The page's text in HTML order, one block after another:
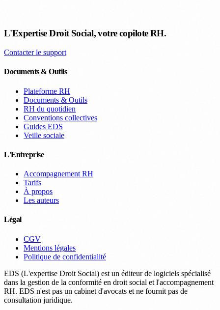
L'Expertise Droit Social, votre copilote RH.
Contacter le support
Documents & Outils
Plateforme RH
Documents & Outils
RH du quotidien
Conventions collectives
Guides EDS
Veille sociale
L'Entreprise
Accompagnement RH
Tarifs
À propos
Les auteurs
Légal
CGV
Mentions légales
Politique de confidentialité
EDS (L'expertise Droit Social) est un éditeur de logiciels spécialisé
dans la gestion de la conformité en droit social et l'accompagnement
RH. EDS n'est pas un cabinet d'avocats et ne fournit pas de
consultation juridique.